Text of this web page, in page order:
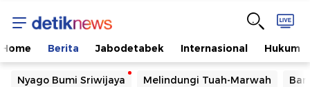
Home Berita Jabodetabek Internasional Hukum
Nyago Bumi Sriwijaya Melindungi Tuah-Marwah